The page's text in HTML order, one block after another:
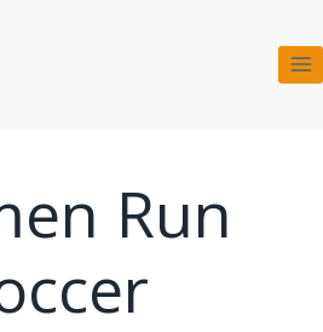
Run